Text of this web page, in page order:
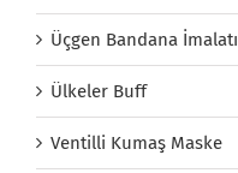
Üçgen Bandana İmalatı
Ülkeler Buff
Ventilli Kumaş Maske